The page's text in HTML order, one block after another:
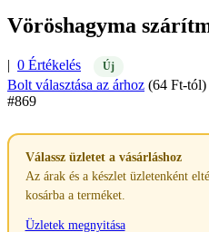
Vöröshagyma
| 0 Értékelés Új
Bolt választása az árhoz (64 Ft-tól)
#869
Válassz üzletet a vásárláshoz
Az árak és a készlet üzletenként
kosárba a terméket.
Üzletek megnyitása